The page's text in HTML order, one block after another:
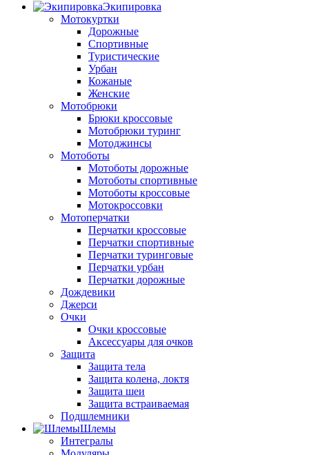
Экипировка
Мотокуртки
Дорожные
Спортивные
Туристические
Урбан
Кожаные
Женские
Мотобрюки
Брюки кроссовые
Мотобрюки туринг
Мотоджинсы
Мотоботы
Мотоботы дорожные
Мотоботы спортивные
Мотоботы кроссовые
Мотокроссовки
Мотоперчатки
Перчатки кроссовые
Перчатки спортивные
Перчатки туринговые
Перчатки урбан
Перчатки дорожные
Дождевики
Джерси
Очки
Очки кроссовые
Аксессуары для очков
Защита
Защита тела
Защита колена, локтя
Защита шеи
Защита встраиваемая
Подшлемники
Шлемы
Интегралы